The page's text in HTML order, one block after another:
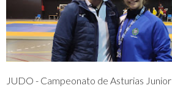
JUDO - Campeonato de Asturias Junior